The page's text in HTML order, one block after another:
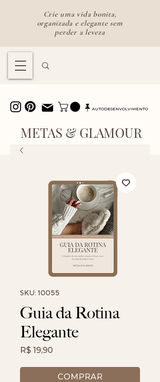
Crie uma vida bonita,
organizada e elegante sem
perder a leveza
AUTODESENVOLVIMENTO
METAS & GLAMOUR
SKU: 10055
Guia da Rotina
Elegante
R$ 19,90
COMPRAR